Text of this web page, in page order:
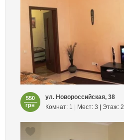
550
грн
ул. Новороссийская, 38
Комнат: 1 | Мест: 3 | Этаж: 2